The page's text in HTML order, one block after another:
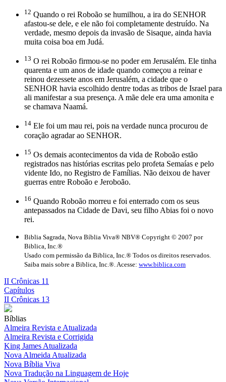
12 Quando o rei Roboão se humilhou, a ira do SENHOR
afastou-se dele, e ele não foi completamente destruído. Na
verdade, mesmo depois da invasão de Sisaque, ainda havia
muita coisa boa em Judá.
13 O rei Roboão firmou-se no poder em Jerusalém. Ele tinha
quarenta e um anos de idade quando começou a reinar e
reinou dezessete anos em Jerusalém, a cidade que o
SENHOR havia escolhido dentre todas as tribos de Israel para
ali manifestar a sua presença. A mãe dele era uma amonita e
se chamava Naamá.
14 Ele foi um mau rei, pois na verdade nunca procurou de
coração agradar ao SENHOR.
15 Os demais acontecimentos da vida de Roboão estão
registrados nas histórias escritas pelo profeta Semaías e pelo
vidente Ido, no Registro de Famílias. Não deixou de haver
guerras entre Roboão e Jeroboão.
16 Quando Roboão morreu e foi enterrado com os seus
antepassados na Cidade de Davi, seu filho Abias foi o novo
rei.
Biblia Sagrada, Nova Bíblia Viva® NBV® Copyright © 2007 por
Biblica, Inc.®
Usado com permissão da Biblica, Inc.® Todos os direitos reservados.
Saiba mais sobre a Biblica, Inc.®. Acesse: www.biblica.com
II Crônicas 11
Capítulos
II Crônicas 13
Bíblias
Almeira Revista e Atualizada
Almeira Revista e Corrigida
King James Atualizada
Nova Almeida Atualizada
Nova Bíblia Viva
Nova Tradução na Linguagem de Hoje